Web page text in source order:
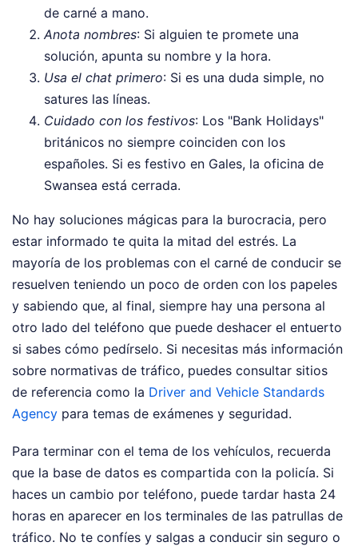
de carné a mano.
Anota nombres: Si alguien te promete una
solución, apunta su nombre y la hora.
Usa el chat primero: Si es una duda simple, no
satures las líneas.
Cuidado con los festivos: Los "Bank Holidays"
británicos no siempre coinciden con los
españoles. Si es festivo en Gales, la oficina de
Swansea está cerrada.
No hay soluciones mágicas para la burocracia, pero
estar informado te quita la mitad del estrés. La
mayoría de los problemas con el carné de conducir se
resuelven teniendo un poco de orden con los papeles
y sabiendo que, al final, siempre hay una persona al
otro lado del teléfono que puede deshacer el entuerto
si sabes cómo pedírselo. Si necesitas más información
sobre normativas de tráfico, puedes consultar sitios
de referencia como la Driver and Vehicle Standards
Agency para temas de exámenes y seguridad.
Para terminar con el tema de los vehículos, recuerda
que la base de datos es compartida con la policía. Si
haces un cambio por teléfono, puede tardar hasta 24
horas en aparecer en los terminales de las patrullas de
tráfico. No te confíes y salgas a conducir sin seguro o